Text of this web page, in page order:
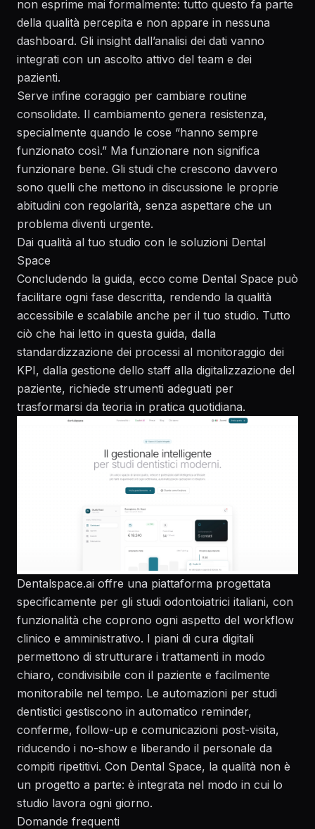
non esprime mai formalmente: tutto questo fa parte
della qualità percepita e non appare in nessuna
dashboard. Gli insight dall’analisi dei dati vanno
integrati con un ascolto attivo del team e dei
pazienti.
Serve infine coraggio per cambiare routine
consolidate. Il cambiamento genera resistenza,
specialmente quando le cose “hanno sempre
funzionato così.” Ma funzionare non significa
funzionare bene. Gli studi che crescono davvero
sono quelli che mettono in discussione le proprie
abitudini con regolarità, senza aspettare che un
problema diventi urgente.
Dai qualità al tuo studio con le soluzioni Dental
Space
Concludendo la guida, ecco come Dental Space può
facilitare ogni fase descritta, rendendo la qualità
accessibile e scalabile anche per il tuo studio. Tutto
ciò che hai letto in questa guida, dalla
standardizzazione dei processi al monitoraggio dei
KPI, dalla gestione dello staff alla digitalizzazione del
paziente, richiede strumenti adeguati per
trasformarsi da teoria in pratica quotidiana.
Dentalspace.ai offre una piattaforma progettata
specificamente per gli studi odontoiatrici italiani, con
funzionalità che coprono ogni aspetto del workflow
clinico e amministrativo. I piani di cura digitali
permettono di strutturare i trattamenti in modo
chiaro, condivisibile con il paziente e facilmente
monitorabile nel tempo. Le automazioni per studi
dentistici gestiscono in automatico reminder,
conferme, follow-up e comunicazioni post-visita,
riducendo i no-show e liberando il personale da
compiti ripetitivi. Con Dental Space, la qualità non è
un progetto a parte: è integrata nel modo in cui lo
studio lavora ogni giorno.
Domande frequenti